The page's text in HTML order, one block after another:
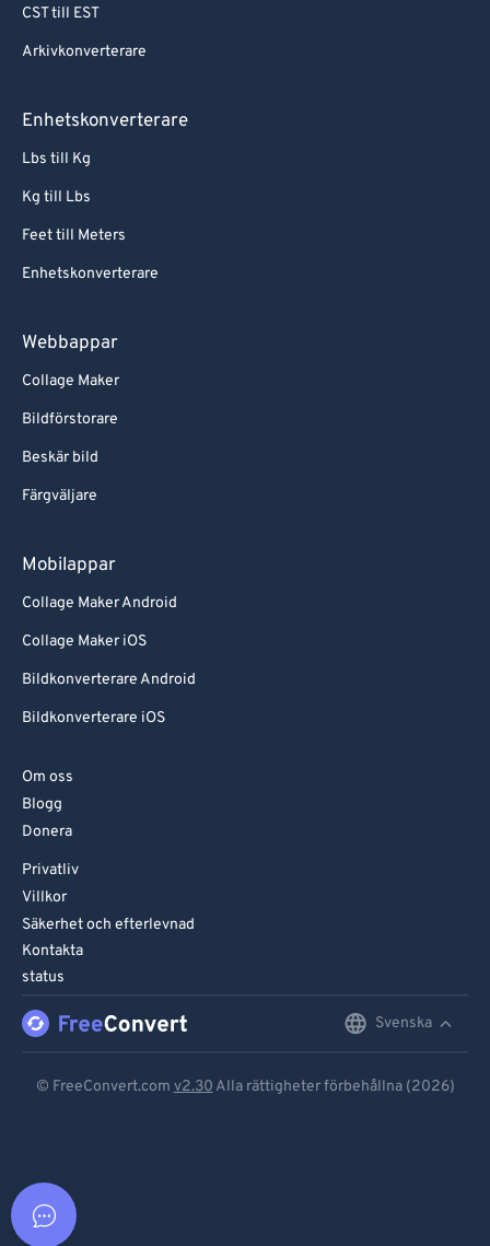
CST till EST
Arkivkonverterare
Enhetskonverterare
Lbs till Kg
Kg till Lbs
Feet till Meters
Enhetskonverterare
Webbappar
Collage Maker
Bildförstorare
Beskär bild
Färgväljare
Mobilappar
Collage Maker Android
Collage Maker iOS
Bildkonverterare Android
Bildkonverterare iOS
Om oss
Blogg
Donera
Privatliv
Villkor
Säkerhet och efterlevnad
Kontakta
status
Svenska
© FreeConvert.com v2.30 Alla rättigheter förbehållna (2026)